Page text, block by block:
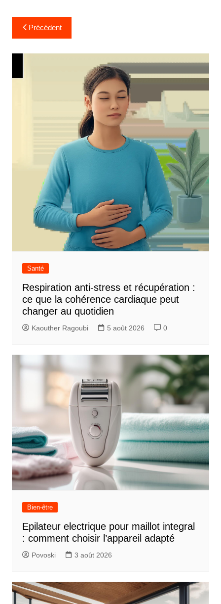
Navigation
de
l’article
Précédent
Santé
Respiration anti-stress et récupération :
ce que la cohérence cardiaque peut
changer au quotidien
Kaouther Ragoubi 5 août 2026 0
Bien-être
Epilateur electrique pour maillot integral
: comment choisir l’appareil adapté
Povoski 3 août 2026